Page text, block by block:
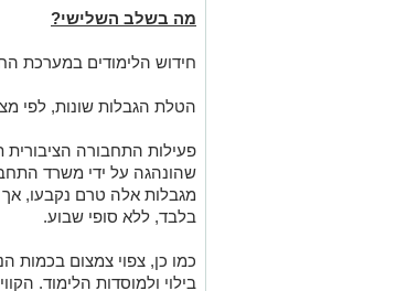
מה בשלב השלישי?
חידוש הלימודים במערכת
הטלת הגבלות שונות, לפי
פעילות התחבורה
שהונהגה על ידי משרד
בלבד, ללא סופי שבוע.
בילוי ולמוסדות הלימוד.